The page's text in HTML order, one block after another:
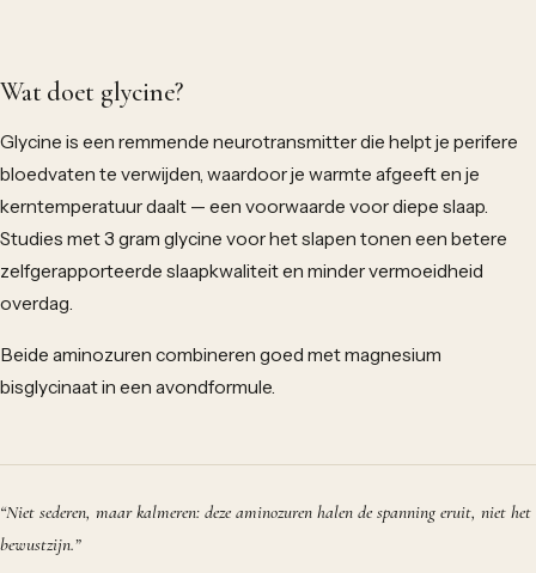
Wat doet glycine?
Glycine is een remmende neurotransmitter die helpt je perifere
bloedvaten te verwijden, waardoor je warmte afgeeft en je
kerntemperatuur daalt — een voorwaarde voor diepe slaap.
Studies met 3 gram glycine voor het slapen tonen een betere
zelfgerapporteerde slaapkwaliteit en minder vermoeidheid
overdag.
Beide aminozuren combineren goed met magnesium
bisglycinaat in een avondformule.
“Niet sederen, maar kalmeren: deze aminozuren halen de spanning eruit, niet het
bewustzijn.”